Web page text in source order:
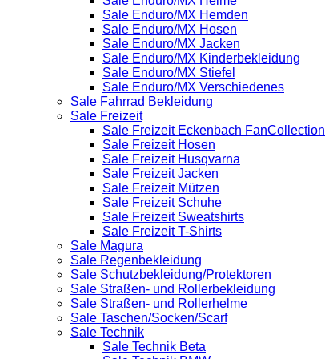
Sale Enduro/MX Hemden
Sale Enduro/MX Hosen
Sale Enduro/MX Jacken
Sale Enduro/MX Kinderbekleidung
Sale Enduro/MX Stiefel
Sale Enduro/MX Verschiedenes
Sale Fahrrad Bekleidung
Sale Freizeit
Sale Freizeit Eckenbach FanCollection
Sale Freizeit Hosen
Sale Freizeit Husqvarna
Sale Freizeit Jacken
Sale Freizeit Mützen
Sale Freizeit Schuhe
Sale Freizeit Sweatshirts
Sale Freizeit T-Shirts
Sale Magura
Sale Regenbekleidung
Sale Schutzbekleidung/Protektoren
Sale Straßen- und Rollerbekleidung
Sale Straßen- und Rollerhelme
Sale Taschen/Socken/Scarf
Sale Technik
Sale Technik Beta